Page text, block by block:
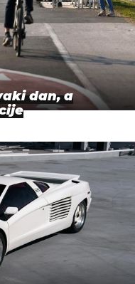
dan, a